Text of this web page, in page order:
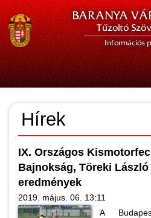
BARANYA
Tűzoltó
Információs
Hírek
IX. Országos
Bajnokság, Töreki
eredmények
2019. május. 06. 13:11
A